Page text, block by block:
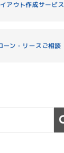
アウト作成サービス
ーン・リースご相談